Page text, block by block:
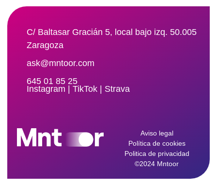
C/ Baltasar Gracián 5, local bajo izq. 50.005
Zaragoza
ask@mntoor.com
645 01 85 25
Instagram | TikTok | Strava
Aviso legal
Política de cookies
Politica de privacidad
©2024 Mntoor